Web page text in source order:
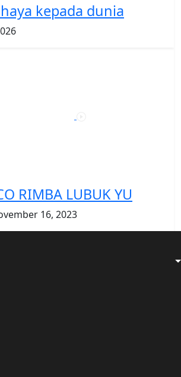
kepada dunia
RIMBA LUBUK YU
16, 2023